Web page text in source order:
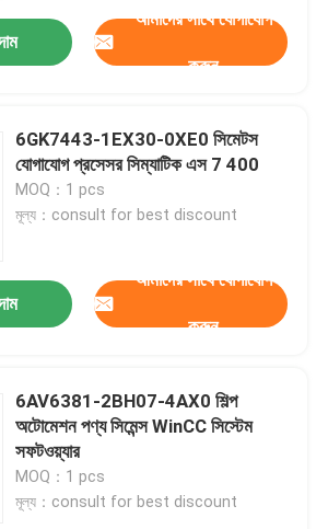
আমাদের সাথে যোগাযোগ
করুন
6GK7443-1EX30-0XE0 সিমেটস
যোগাযোগ প্রসেসর সিম্যাটিক এস 7 400
MOQ：1 pcs
মূল্য：consult for best discount
আমাদের সাথে যোগাযোগ
করুন
6AV6381-2BH07-4AX0 শিল্প
অটোমেশন পণ্য সিমেন্স WinCC সিস্টেম
সফটওয়্যার
MOQ：1 pcs
মূল্য：consult for best discount